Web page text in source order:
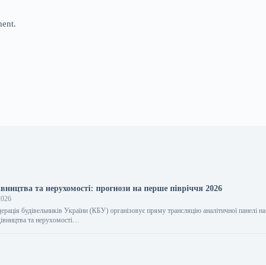
та нерухомості: прогнози на перше півріччя 2026
будівельників України (КБУ) організовує пряму трансляцію аналітичної панелі на
та нерухомості…